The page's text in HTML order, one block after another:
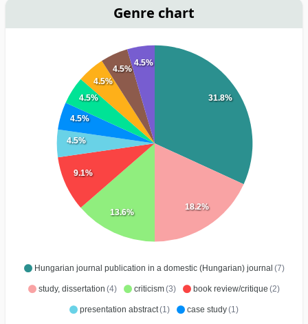
Genre chart
Hungarian journal publication in a domestic (Hungarian) journal (7)
study, dissertation (4) criticism(3) book review/critique (2)
presentation abstract(1) case study(1)
31.8%
18.2%
13.6%
9.1%
4.5%
4.5%
4.5%
4.5%
4.5%
4.5%